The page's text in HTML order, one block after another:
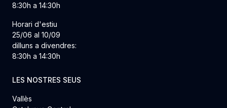
8:30h a 14:30h
Horari d'estiu
25/06 al 10/09
dilluns a divendres:
8:30h a 14:30h
LES NOSTRES SEUS
Vallès